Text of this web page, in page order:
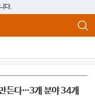
다.
든다…3개 분야 34개